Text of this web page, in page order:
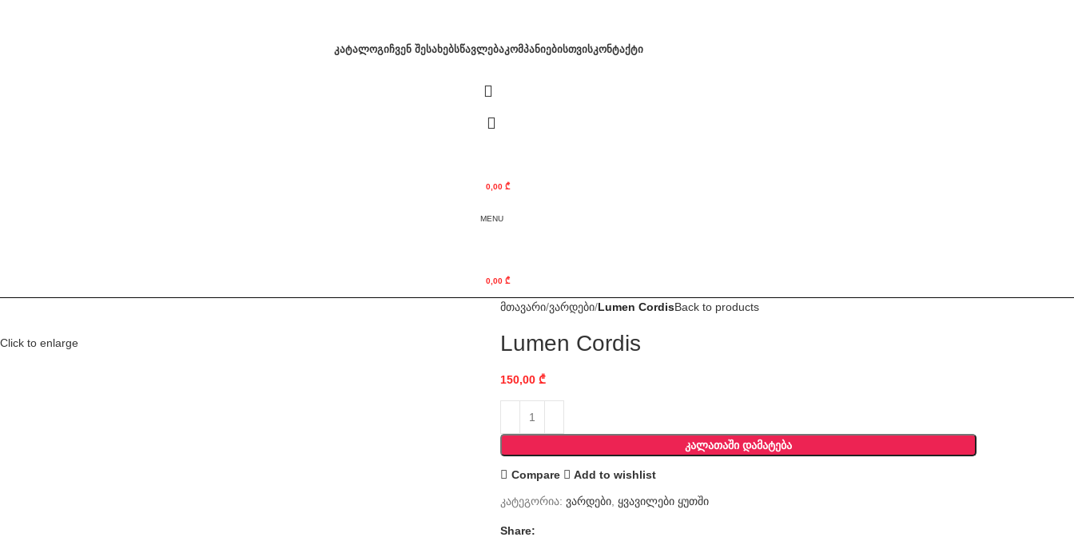
ᲙᲐᲢᲐᲚᲝᲒᲘᲩᲕᲔᲜ ᲨᲔᲡᲐᲮᲔᲑᲡᲬᲐᲕᲚᲔᲑᲐᲙᲝᲛᲞᲐᲜᲘᲔᲑᲘᲡᲗᲕᲘᲡᲙᲝᲜᲢᲐᲥᲢᲘ
0,00 ₾
MENU
0,00 ₾
Click to enlarge
მთავარი ვარდები Lumen CordisBack to products
Lumen Cordis
150,00 ₾
ᲙᲐᲚᲐᲗᲐᲨᲘ ᲓᲐᲛᲐᲢᲔᲑᲐ
Compare Add to wishlist
კატეგორია: ვარდები, ყვავილები ყუთში
Share: